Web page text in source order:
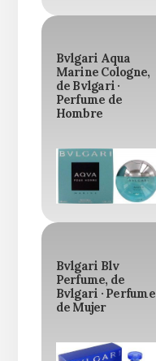
Bvlgari Aqua
Marine Cologne,
de Bvlgari ·
Perfume de
Hombre
Bvlgari Blv
Perfume, de
Bvlgari · Perfume
de Mujer